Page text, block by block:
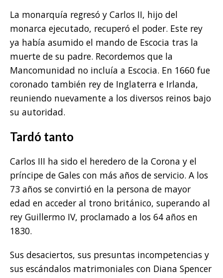
La monarquía regresó y Carlos II, hijo del
monarca ejecutado, recuperó el poder. Este rey
ya había asumido el mando de Escocia tras la
muerte de su padre. Recordemos que la
Mancomunidad no incluía a Escocia. En 1660 fue
coronado también rey de Inglaterra e Irlanda,
reuniendo nuevamente a los diversos reinos bajo
su autoridad.
Tardó tanto
Carlos III ha sido el heredero de la Corona y el
príncipe de Gales con más años de servicio. A los
73 años se convirtió en la persona de mayor
edad en acceder al trono británico, superando al
rey Guillermo IV, proclamado a los 64 años en
1830.
Sus desaciertos, sus presuntas incompetencias y
sus escándalos matrimoniales con Diana Spencer